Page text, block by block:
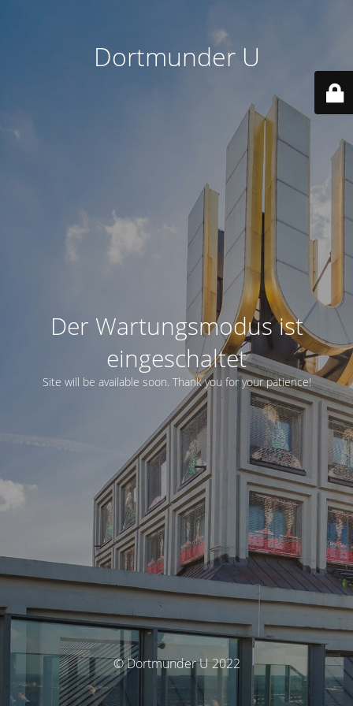
Dortmunder U
Der Wartungsmodus ist
eingeschaltet
Site will be available soon. Thank you for your patience!
© Dortmunder U 2022